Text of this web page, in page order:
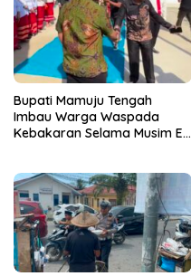
Bupati Mamuju Tengah
Imbau Warga Waspada
Kebakaran Selama Musim El